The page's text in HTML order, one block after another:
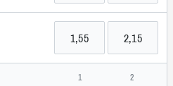
1,55 2,15
1 2